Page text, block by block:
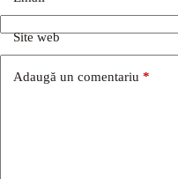
Site web
Adaugă un comentariu *